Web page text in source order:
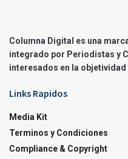
Columna Digital es una
integrado por Periodistas y
interesados en la
Links Rapidos
Media Kit
Terminos y Condiciones
Compliance & Copyright